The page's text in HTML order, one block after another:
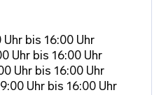
bis 16:00 Uhr
Uhr bis 16:00 Uhr
Uhr bis 16:00 Uhr
Uhr bis 16:00 Uhr